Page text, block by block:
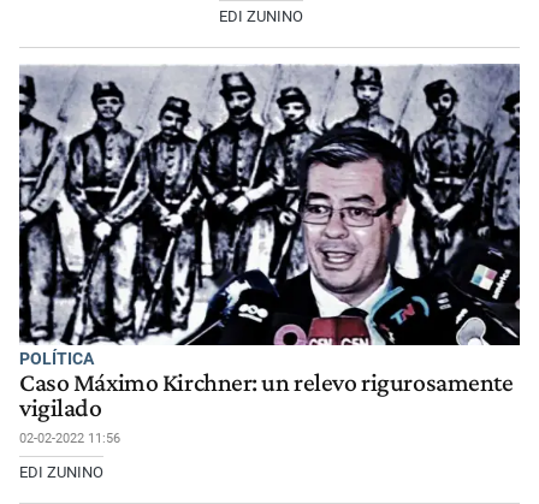
EDI ZUNINO
POLÍTICA
Caso Máximo Kirchner: un relevo rigurosamente
vigilado
02-02-2022 11:56
EDI ZUNINO